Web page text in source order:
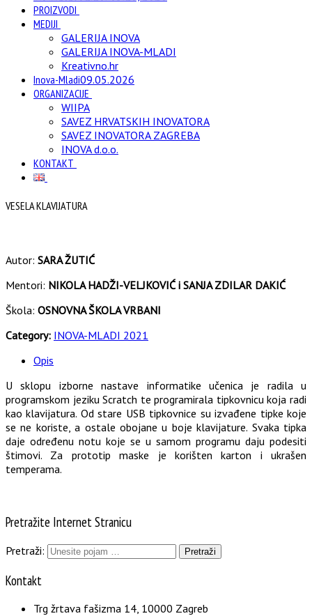
PROIZVODI
MEDIJI
GALERIJA INOVA
GALERIJA INOVA-MLADI
Kreativno.hr
Inova-Mladi09.05.2026
ORGANIZACIJE
WIIPA
SAVEZ HRVATSKIH INOVATORA
SAVEZ INOVATORA ZAGREBA
INOVA d.o.o.
KONTAKT
VESELA KLAVIJATURA
Autor: SARA ŽUTIĆ
Mentori: NIKOLA HADŽI-VELJKOVIĆ i SANJA ZDILAR DAKIĆ
Škola: OSNOVNA ŠKOLA VRBANI
Category: INOVA-MLADI 2021
Opis
U sklopu izborne nastave informatike učenica je radila u
programskom jeziku Scratch te programirala tipkovnicu koja radi
kao klavijatura. Od stare USB tipkovnice su izvađene tipke koje
se ne koriste, a ostale obojane u boje klavijature. Svaka tipka
daje određenu notu koje se u samom programu daju podesiti
štimovi. Za prototip maske je korišten karton i ukrašen
temperama.
Pretražite Internet Stranicu
Pretraži:
Kontakt
Trg žrtava fašizma 14, 10000 Zagreb